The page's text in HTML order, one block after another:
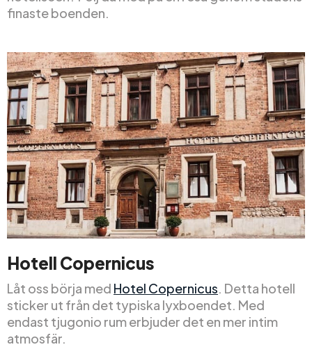
finaste boenden.
Hotell Copernicus
Låt oss börja med Hotel Copernicus . Detta hotell
sticker ut från det typiska lyxboendet. Med
endast tjugonio rum erbjuder det en mer intim
atmosfär.